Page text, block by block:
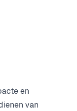
en
van